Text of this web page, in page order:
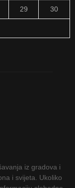
29 30
iz gradova i
i svijeta. Ukoliko